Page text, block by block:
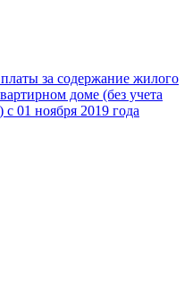
за содержание жилого
доме (без учета
01 ноября 2019 года